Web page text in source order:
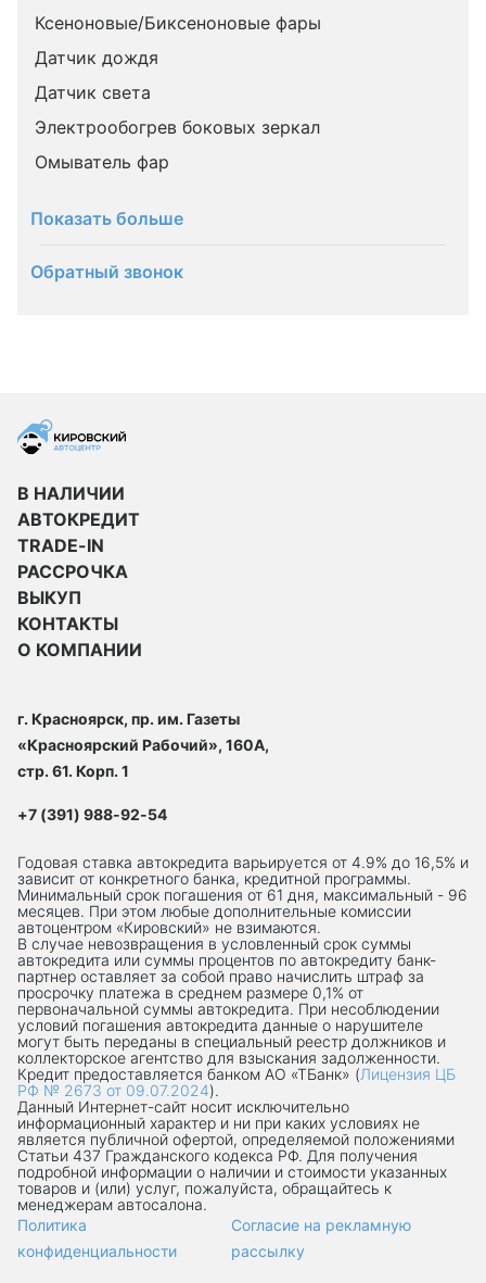
Ксеноновые/Биксеноновые фары
Датчик дождя
Датчик света
Электрообогрев боковых зеркал
Омыватель фар
Показать больше
Обратный звонок
В НАЛИЧИИ
АВТОКРЕДИТ
TRADE-IN
РАССРОЧКА
ВЫКУП
КОНТАКТЫ
О КОМПАНИИ
г. Красноярск, пр. им. Газеты
«Красноярский Рабочий», 160А,
стр. 61. Корп. 1
+7 (391) 988-92-54
Годовая ставка автокредита варьируется от 4.9% до 16,5% и
зависит от конкретного банка, кредитной программы.
Минимальный срок погашения от 61 дня, максимальный - 96
месяцев. При этом любые дополнительные комиссии
автоцентром «Кировский» не взимаются.
В случае невозвращения в условленный срок суммы
автокредита или суммы процентов по автокредиту банк-
партнер оставляет за собой право начислить штраф за
просрочку платежа в среднем размере 0,1% от
первоначальной суммы автокредита. При несоблюдении
условий погашения автокредита данные о нарушителе
могут быть переданы в специальный реестр должников и
коллекторское агентство для взыскания задолженности.
Кредит предоставляется банком АО «ТБанк» (Лицензия ЦБ
РФ № 2673 от 09.07.2024).
Данный Интернет-сaйт носит исключительно
информационный характер и ни при каких условиях не
является публичной офертой, определяемой положениями
Статьи 437 Гражданского кодекса РФ. Для получения
подробной информации о наличии и стоимости указанных
товаров и (или) услуг, пожалуйста, обращайтесь к
менеджерам автосалона.
Политика
конфиденциальности
Согласие на рекламную
рассылку